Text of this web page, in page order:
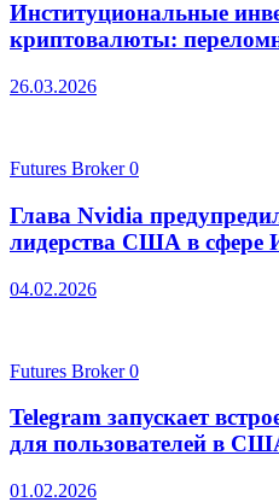
Институциональные
криптовалюты:
26.03.2026
Futures Broker0
Глава Nvidia
лидерства США в сфере
04.02.2026
Futures Broker0
Telegram запускает
для пользователей в
01.02.2026